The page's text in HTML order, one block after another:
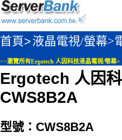
首頁>液晶電視/螢幕>
>>瀏覽所有Ergotech 人因科技液晶電視/螢幕>
Ergotech 人因
CWS8B2A
型號：CWS8B2A